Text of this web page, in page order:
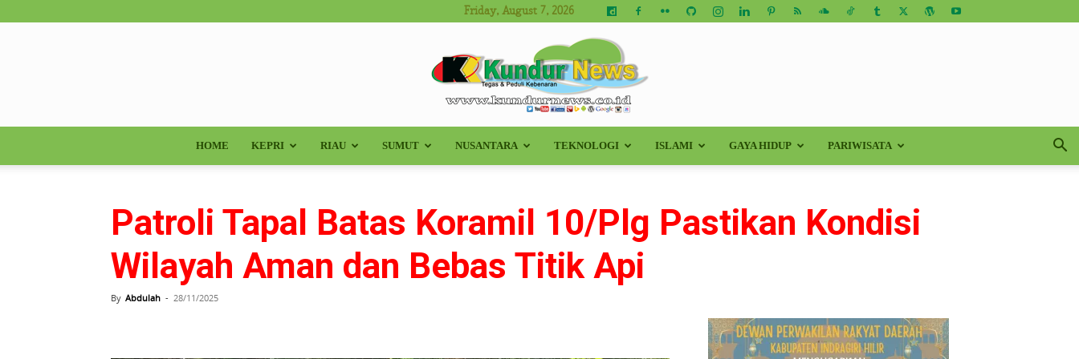
Friday, August 7, 2026
Kundur
HOME KEPRI RIAU SUMUT NUSANTARA TEKNOLOGI ISLAMI GAYA HIDUP PARIWISATA
Patroli Tapal Batas Koramil 10/Plg Pastikan Kondisi
Wilayah Aman dan Bebas Titik Api
By Abdulah - 28/11/2025